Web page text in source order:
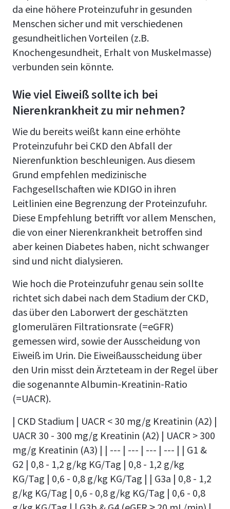
da eine höhere Proteinzufuhr in gesunden
Menschen sicher und mit verschiedenen
gesundheitlichen Vorteilen (z.B.
Knochengesundheit, Erhalt von Muskelmasse)
verbunden sein könnte.
Wie viel Eiweiß sollte ich bei
Nierenkrankheit zu mir nehmen?
Wie du bereits weißt kann eine erhöhte
Proteinzufuhr bei CKD den Abfall der
Nierenfunktion beschleunigen. Aus diesem
Grund empfehlen medizinische
Fachgesellschaften wie KDIGO in ihren
Leitlinien eine Begrenzung der Proteinzufuhr.
Diese Empfehlung betrifft vor allem Menschen,
die von einer Nierenkrankheit betroffen sind
aber keinen Diabetes haben, nicht schwanger
sind und nicht dialysieren.
Wie hoch die Proteinzufuhr genau sein sollte
richtet sich dabei nach dem Stadium der CKD,
das über den Laborwert der geschätzten
glomerulären Filtrationsrate (=eGFR)
gemessen wird, sowie der Ausscheidung von
Eiweiß im Urin. Die Eiweißausscheidung über
den Urin misst dein Ärzteteam in der Regel über
die sogenannte Albumin-Kreatinin-Ratio
(=UACR).
| CKD Stadium | UACR < 30 mg/g Kreatinin (A2) |
UACR 30 - 300 mg/g Kreatinin (A2) | UACR > 300
mg/g Kreatinin (A3) | | --- | --- | --- | --- | | G1 &
G2 | 0,8 - 1,2 g/kg KG/Tag | 0,8 - 1,2 g/kg
KG/Tag | 0,6 - 0,8 g/kg KG/Tag | | G3a | 0,8 - 1,2
g/kg KG/Tag | 0,6 - 0,8 g/kg KG/Tag | 0,6 - 0,8